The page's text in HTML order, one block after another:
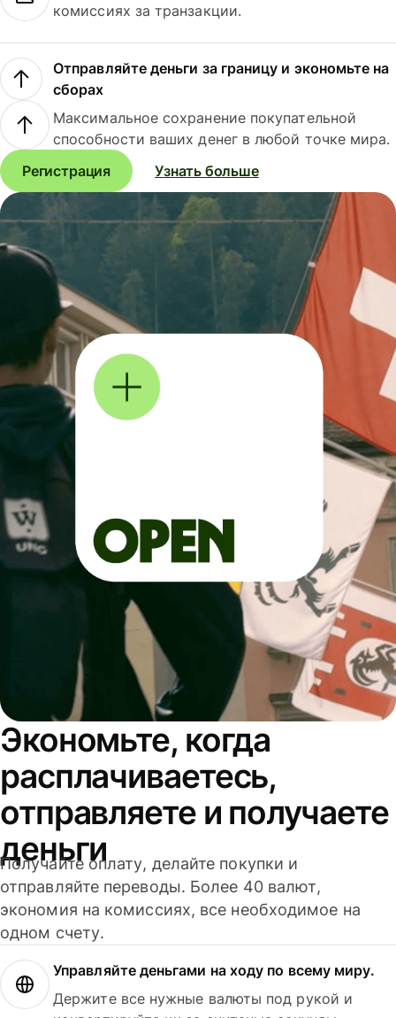
комиссиях за транзакции.
Отправляйте деньги за границу и экономьте на
сборах
Максимальное сохранение покупательной
способности ваших денег в любой точке мира.
Регистрация
Узнать больше
Экономьте, когда
расплачиваетесь,
отправляете и получаете
деньги
Получайте оплату, делайте покупки и
отправляйте переводы. Более 40 валют,
экономия на комиссиях, все необходимое на
одном счету.
Управляйте деньгами на ходу по всему миру.
Держите все нужные валюты под рукой и